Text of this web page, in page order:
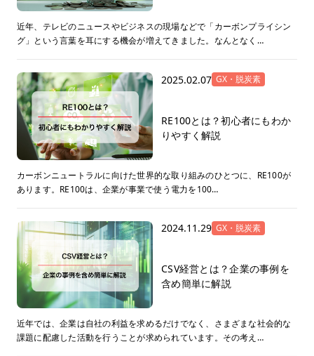
近年、テレビのニュースやビジネスの現場などで「カーボンプライシン
グ」という言葉を耳にする機会が増えてきました。なんとなく…
2025.02.07 GX・脱炭素
RE100とは？初心者にもわか
りやすく解説
カーボンニュートラルに向けた世界的な取り組みのひとつに、RE100が
あります。RE100は、企業が事業で使う電力を100…
2024.11.29 GX・脱炭素
CSV経営とは？企業の事例を
含め簡単に解説
近年では、企業は自社の利益を求めるだけでなく、さまざまな社会的な
課題に配慮した活動を行うことが求められています。その考え…